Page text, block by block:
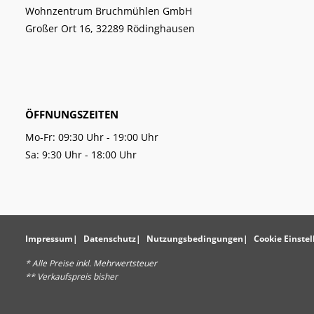
Wohnzentrum Bruchmühlen GmbH
Großer Ort 16, 32289 Rödinghausen
ÖFFNUNGSZEITEN
Mo-Fr: 09:30 Uhr - 19:00 Uhr
Sa: 9:30 Uhr - 18:00 Uhr
Impressum Datenschutz Nutzungsbedingungen Cookie
* Alle Preise inkl. Mehrwertsteuer
** Verkaufspreis bisher